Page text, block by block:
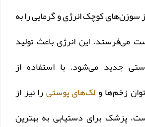
سوزن‌های کوچک انرژی و گرمایی را به
می‌فرستد. این انرژی باعث تولید
جدید می‌شود. با استفاده از
زخم‌ها ولک‌های پوستیرا نیز از
پزشک برای دستیابی به بهترین